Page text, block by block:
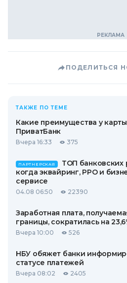
ПОДЕЛИТЬСЯ
ТАКЖЕ ПО ТЕМЕ
Какие преимущества у
ПриватБанк
Вчера 16:33 375
ПАРТНЕРСКАЯ
ТОП
когда эквайринг, РРО и
сервисе
04.08 06:50 22390
Заработная плата,
границы, сократилась на
Вчера 10:00 526
НБУ обяжет банки
статусе платежей
Вчера 08:02 2405